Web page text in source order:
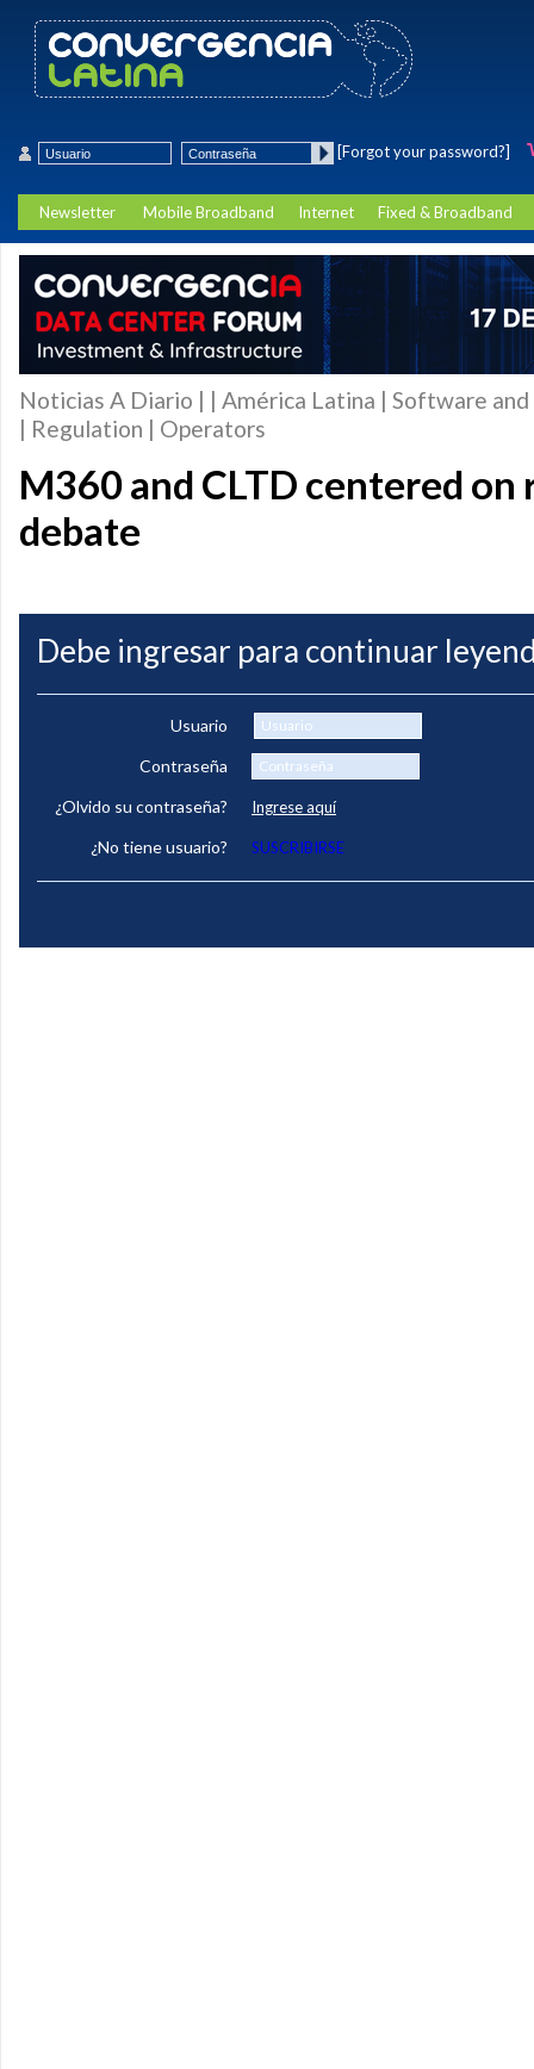
[Forgot your password?]
Newsletter Mobile Broadband Internet Fixed & Broadband
Noticias A Diario | | América Latina | Software
| Regulation | Operators
M360 and CLTD centered
debate
Debe ingresar para continuar
Usuario
Contraseña
¿Olvido su contraseña?
Ingrese aquí
¿No tiene usuario? SUSCRIBIRSE